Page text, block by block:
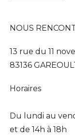
NOUS
13 rue du 11
83136
Horaires
Du lundi au
et de 14h à 18h